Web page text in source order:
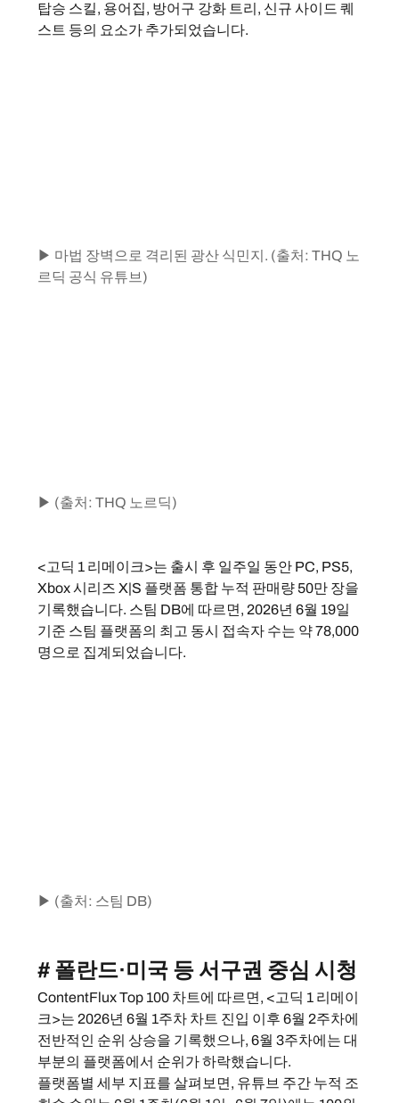
탑승 스킬, 용어집, 방어구 강화 트리, 신규 사이드 퀘
스트 등의 요소가 추가되었습니다.
▶ 마법 장벽으로 격리된 광산 식민지. (출처: THQ 노
르딕 공식 유튜브)
▶ (출처: THQ 노르딕)
<고딕 1 리메이크>는 출시 후 일주일 동안 PC, PS5,
Xbox 시리즈 X|S 플랫폼 통합 누적 판매량 50만 장을
기록했습니다. 스팀 DB에 따르면, 2026년 6월 19일
기준 스팀 플랫폼의 최고 동시 접속자 수는 약 78,000
명으로 집계되었습니다.
▶ (출처: 스팀 DB)
# 폴란드·미국 등 서구권 중심 시청
ContentFlux Top 100 차트에 따르면, <고딕 1 리메이
크>는 2026년 6월 1주차 차트 진입 이후 6월 2주차에
전반적인 순위 상승을 기록했으나, 6월 3주차에는 대
부분의 플랫폼에서 순위가 하락했습니다.
플랫폼별 세부 지표를 살펴보면, 유튜브 주간 누적 조